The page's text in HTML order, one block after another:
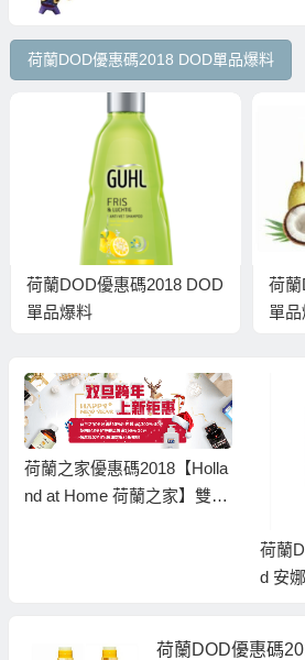
荷蘭DOD優惠碼2018 DOD單品爆料
荷蘭DOD優惠碼2018 DOD
單品爆料
荷蘭
單
荷蘭之家優惠碼2018【Holla
nd at Home 荷蘭之家】雙旦
荷蘭
d 安
荷蘭DOD優惠碼